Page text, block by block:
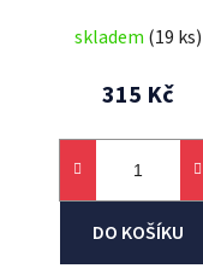
skladem (19 ks)
315 Kč
DO KOŠÍKU